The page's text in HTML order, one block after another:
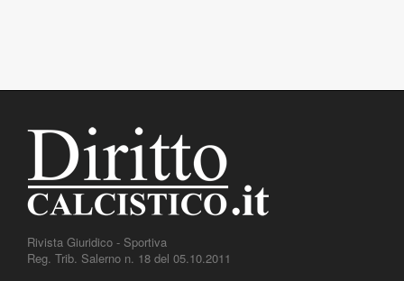
Rivista Giuridico - Sportiva
Reg. Trib. Salerno n. 18 del 05.10.2011